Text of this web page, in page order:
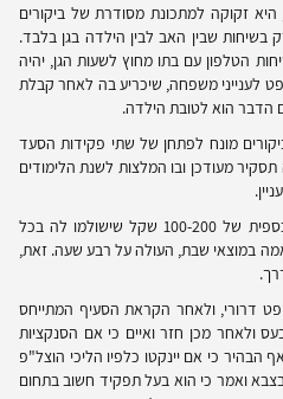
היא זקוקה למתכונת מסודרת של ביקורים
שבין האב לבין הילדה בגן בלבד.
הטלפון עם בתו מחוץ לשעות הגן, יהיה
לענייני משפחה, שיכריע בה לאחר קבלת
הדבר הוא לטובת הילדה.
מונח לפתחן של שתי פקידות הסעד
מעודכן ובו המלצות לשנת הלימודים
לבקשת האם, קבע השופט סנקציה כספית של 100-200 שקל שישולמו לה בכל
במוצאי שבת, העולה על רבע שעה. זאת,
דרורי, ולאחר הקראת הסעיף המתייחס
ולאחר מכן חזר ואיים כי אם הסנקציות
הבהיר כי אם יינקטו כלפיו הליכי הוצל"פ
ואמר כי הוא בעל תפקיד חשוב בתחום